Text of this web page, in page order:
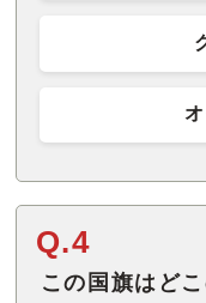
Q.4
この国旗はど